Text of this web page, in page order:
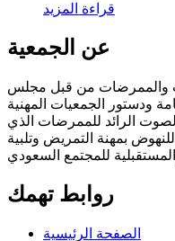
قراءة المزيد
عن الجمعية
والممرضات من قبل مجلس
للائحة العامة ودستور الجمعيات المهنية
الرائد للممرضات الذي
بمهنة التمريض وتلبية
روابط تهمك
الصفحة الرئيسية